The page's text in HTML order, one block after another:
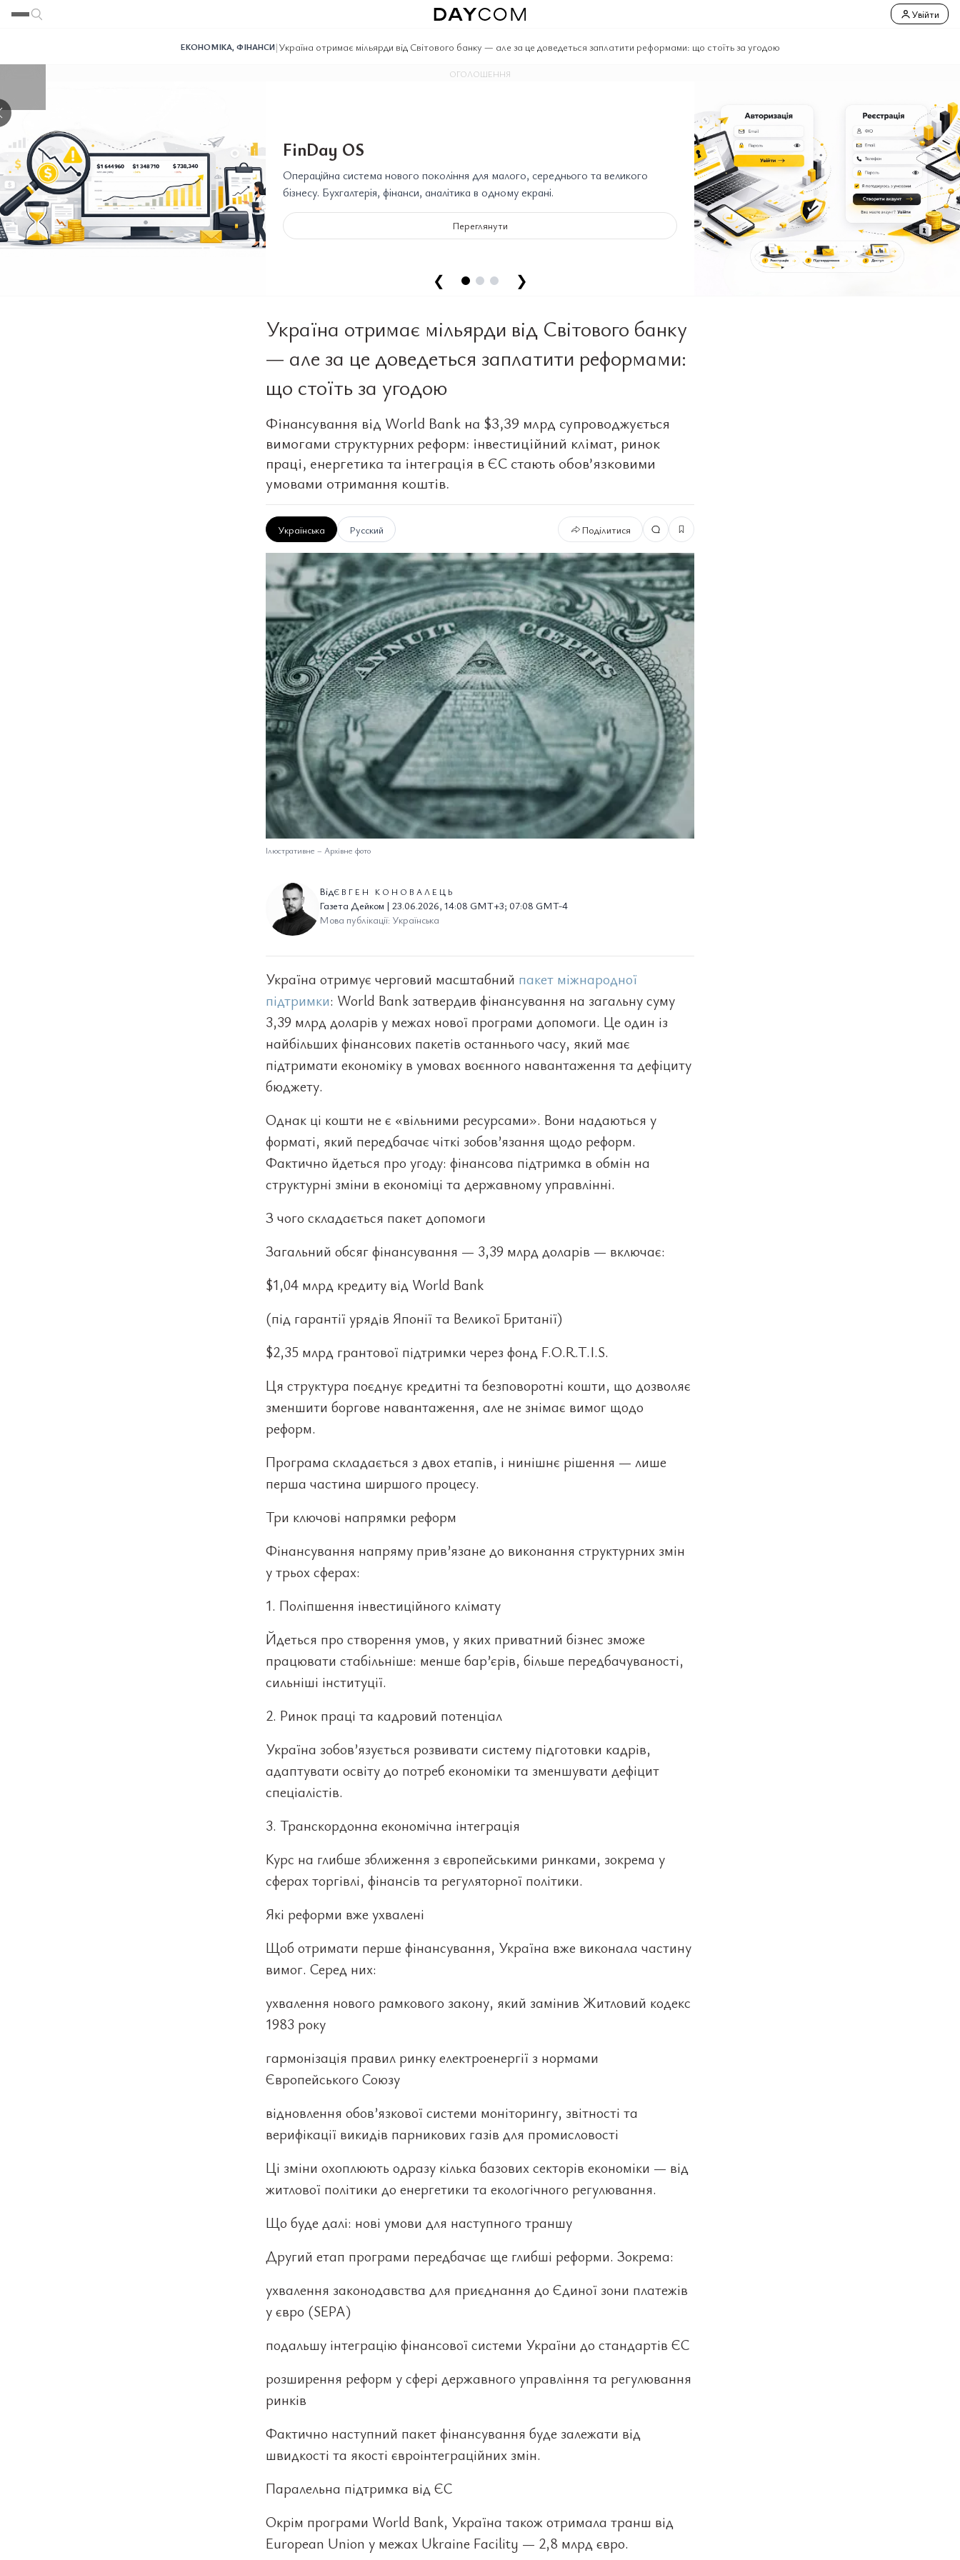
Увійти
ЕКОНОМІКА, ФІНАНСИ|Україна отримає мільярди від Світового банку — але за це доведеться заплатити реформами: що стоїть за угодою
ОГОЛОШЕННЯ
FinDay OS
Операційна система нового покоління для малого, середнього та великого
бізнесу. Бухгалтерія, фінанси, аналітика в одному екрані.
Переглянути
❮ ❯
Україна отримає мільярди від Світового банку
— але за це доведеться заплатити реформами:
що стоїть за угодою
Фінансування від World Bank на $3,39 млрд супроводжується
вимогами структурних реформ: інвестиційний клімат, ринок
праці, енергетика та інтеграція в ЄС стають обов’язковими
умовами отримання коштів.
Українська Русский Поділитися
Ілюстративне – Архівне фото
ВідЄВГЕН КОНОВАЛЕЦЬ
Газета Дейком | 23.06.2026, 14:08 GMT+3; 07:08 GMT-4
Мова публікації: Українська
Україна отримує черговий масштабний пакет міжнародної
підтримки: World Bank затвердив фінансування на загальну суму
3,39 млрд доларів у межах нової програми допомоги. Це один із
найбільших фінансових пакетів останнього часу, який має
підтримати економіку в умовах воєнного навантаження та дефіциту
бюджету.
Однак ці кошти не є «вільними ресурсами». Вони надаються у
форматі, який передбачає чіткі зобов’язання щодо реформ.
Фактично йдеться про угоду: фінансова підтримка в обмін на
структурні зміни в економіці та державному управлінні.
З чого складається пакет допомоги
Загальний обсяг фінансування — 3,39 млрд доларів — включає:
$1,04 млрд кредиту від World Bank
(під гарантії урядів Японії та Великої Британії)
$2,35 млрд грантової підтримки через фонд F.O.R.T.I.S.
Ця структура поєднує кредитні та безповоротні кошти, що дозволяє
зменшити боргове навантаження, але не знімає вимог щодо
реформ.
Програма складається з двох етапів, і нинішнє рішення — лише
перша частина ширшого процесу.
Три ключові напрямки реформ
Фінансування напряму прив’язане до виконання структурних змін
у трьох сферах:
1. Поліпшення інвестиційного клімату
Йдеться про створення умов, у яких приватний бізнес зможе
працювати стабільніше: менше бар’єрів, більше передбачуваності,
сильніші інституції.
2. Ринок праці та кадровий потенціал
Україна зобов’язується розвивати систему підготовки кадрів,
адаптувати освіту до потреб економіки та зменшувати дефіцит
спеціалістів.
3. Транскордонна економічна інтеграція
Курс на глибше зближення з європейськими ринками, зокрема у
сферах торгівлі, фінансів та регуляторної політики.
Які реформи вже ухвалені
Щоб отримати перше фінансування, Україна вже виконала частину
вимог. Серед них:
ухвалення нового рамкового закону, який замінив Житловий кодекс
1983 року
гармонізація правил ринку електроенергії з нормами
Європейського Союзу
відновлення обов’язкової системи моніторингу, звітності та
верифікації викидів парникових газів для промисловості
Ці зміни охоплюють одразу кілька базових секторів економіки — від
житлової політики до енергетики та екологічного регулювання.
Що буде далі: нові умови для наступного траншу
Другий етап програми передбачає ще глибші реформи. Зокрема:
ухвалення законодавства для приєднання до Єдиної зони платежів
у євро (SEPA)
подальшу інтеграцію фінансової системи України до стандартів ЄС
розширення реформ у сфері державного управління та регулювання
ринків
Фактично наступний пакет фінансування буде залежати від
швидкості та якості євроінтеграційних змін.
Паралельна підтримка від ЄС
Окрім програми World Bank, Україна також отримала транш від
European Union у межах Ukraine Facility — 2,8 млрд євро.